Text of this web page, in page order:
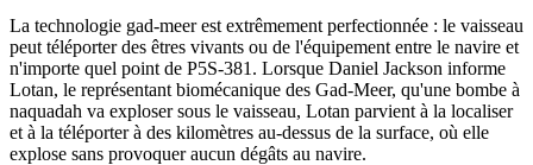
La technologie gad-meer est extrêmement perfectionnée : le vaisseau
peut téléporter des êtres vivants ou de l'équipement entre le navire et
n'importe quel point de P5S-381. Lorsque Daniel Jackson informe
Lotan, le représentant biomécanique des Gad-Meer, qu'une bombe à
naquadah va exploser sous le vaisseau, Lotan parvient à la localiser
et à la téléporter à des kilomètres au-dessus de la surface, où elle
explose sans provoquer aucun dégâts au navire.